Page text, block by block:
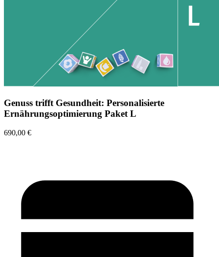
Genuss trifft Gesundheit: Personalisierte
Ernährungsoptimierung Paket L
690,00 €